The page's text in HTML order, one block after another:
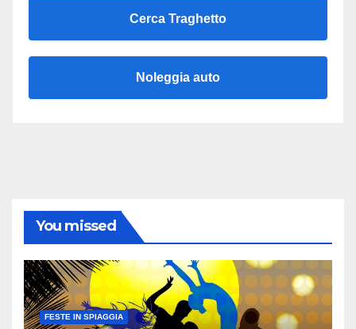
Cerca Traghetto
Noleggia auto
You missed
FESTE IN SPIAGGIA